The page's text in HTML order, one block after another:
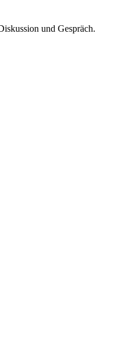
und Gespräch.